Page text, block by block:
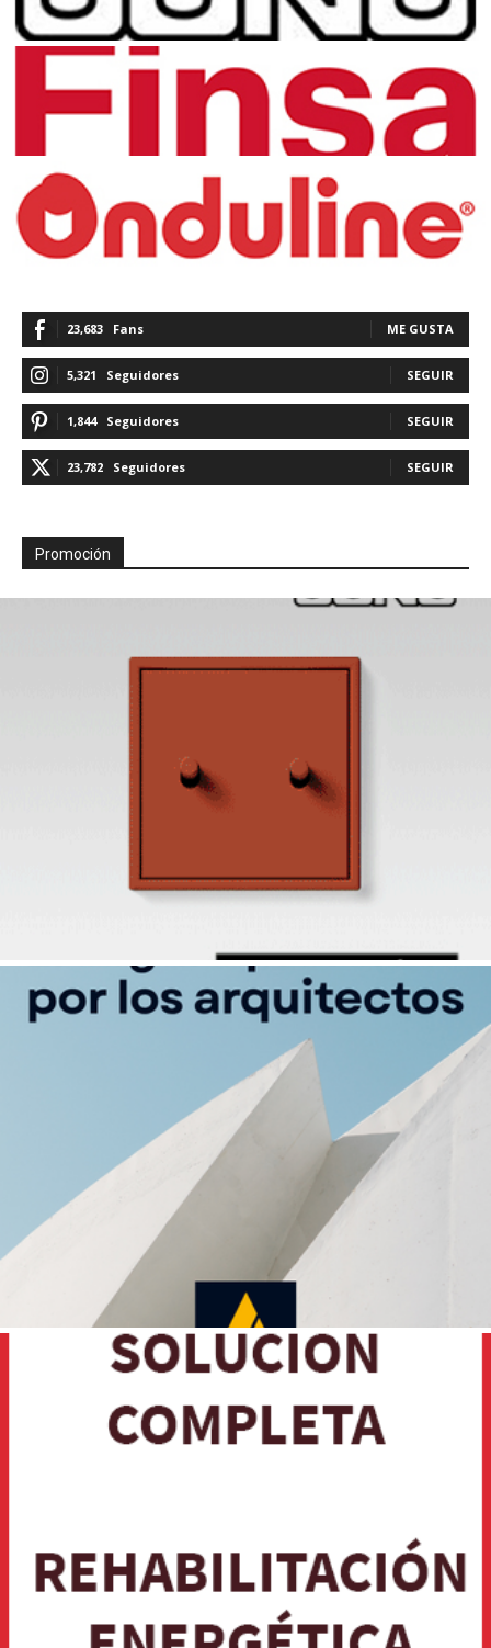
23,683 Fans ME GUSTA
5,321 Seguidores SEGUIR
1,844 Seguidores SEGUIR
23,782 Seguidores SEGUIR
Promoción